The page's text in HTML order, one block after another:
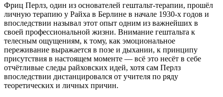
Фриц Перлз, один из основателей гештальт-терапии, прошёл
личную терапию у Райха в Берлине в начале 1930-х годов и
впоследствии называл этот опыт одним из важнейших в
своей профессиональной жизни. Внимание гештальта к
телесным ощущениям, к тому, как эмоциональное
переживание выражается в позе и дыхании, к принципу
присутствия в настоящем моменте — всё это несёт в себе
отчётливые следы райховских идей, хотя сам Перлз
впоследствии дистанцировался от учителя по ряду
теоретических и личных причин.